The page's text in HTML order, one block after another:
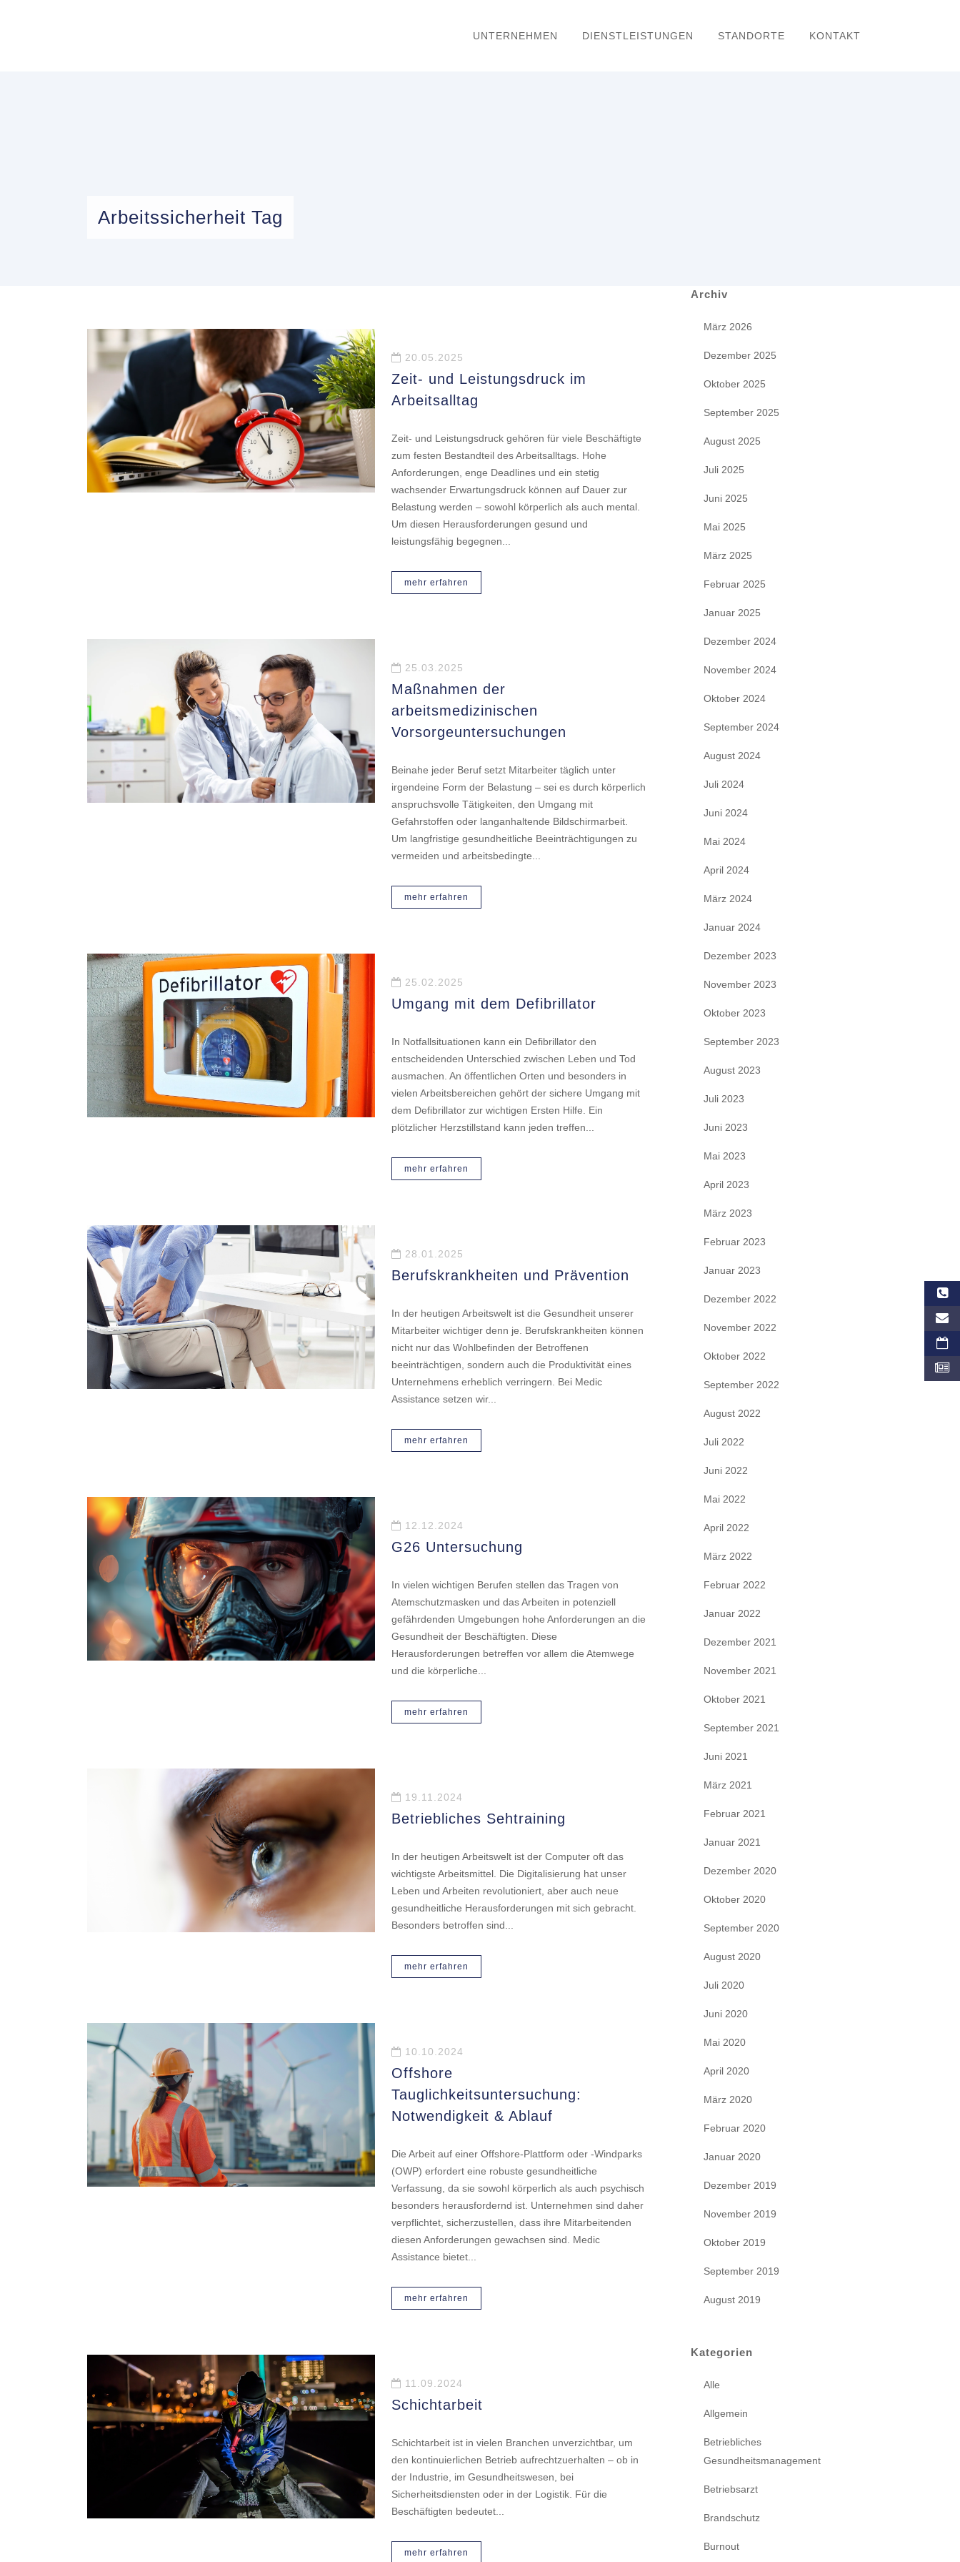
UNTERNEHMEN DIENSTLEISTUNGEN STANDORTE KONTAKT
Arbeitssicherheit Tag
20.05.2025
Zeit- und Leistungsdruck im
Arbeitsalltag
Zeit- und Leistungsdruck gehören für viele Beschäftigte
zum festen Bestandteil des Arbeitsalltags. Hohe
Anforderungen, enge Deadlines und ein stetig
wachsender Erwartungsdruck können auf Dauer zur
Belastung werden – sowohl körperlich als auch mental.
Um diesen Herausforderungen gesund und
leistungsfähig begegnen...
mehr erfahren
25.03.2025
Maßnahmen der
arbeitsmedizinischen
Vorsorgeuntersuchungen
Beinahe jeder Beruf setzt Mitarbeiter täglich unter
irgendeine Form der Belastung – sei es durch körperlich
anspruchsvolle Tätigkeiten, den Umgang mit
Gefahrstoffen oder langanhaltende Bildschirmarbeit.
Um langfristige gesundheitliche Beeinträchtigungen zu
vermeiden und arbeitsbedingte...
mehr erfahren
25.02.2025
Umgang mit dem Defibrillator
In Notfallsituationen kann ein Defibrillator den
entscheidenden Unterschied zwischen Leben und Tod
ausmachen. An öffentlichen Orten und besonders in
vielen Arbeitsbereichen gehört der sichere Umgang mit
dem Defibrillator zur wichtigen Ersten Hilfe. Ein
plötzlicher Herzstillstand kann jeden treffen...
mehr erfahren
28.01.2025
Berufskrankheiten und Prävention
In der heutigen Arbeitswelt ist die Gesundheit unserer
Mitarbeiter wichtiger denn je. Berufskrankheiten können
nicht nur das Wohlbefinden der Betroffenen
beeinträchtigen, sondern auch die Produktivität eines
Unternehmens erheblich verringern. Bei Medic
Assistance setzen wir...
mehr erfahren
12.12.2024
G26 Untersuchung
In vielen wichtigen Berufen stellen das Tragen von
Atemschutzmasken und das Arbeiten in potenziell
gefährdenden Umgebungen hohe Anforderungen an die
Gesundheit der Beschäftigten. Diese
Herausforderungen betreffen vor allem die Atemwege
und die körperliche...
mehr erfahren
19.11.2024
Betriebliches Sehtraining
In der heutigen Arbeitswelt ist der Computer oft das
wichtigste Arbeitsmittel. Die Digitalisierung hat unser
Leben und Arbeiten revolutioniert, aber auch neue
gesundheitliche Herausforderungen mit sich gebracht.
Besonders betroffen sind...
mehr erfahren
10.10.2024
Offshore
Tauglichkeitsuntersuchung:
Notwendigkeit & Ablauf
Die Arbeit auf einer Offshore-Plattform oder -Windparks
(OWP) erfordert eine robuste gesundheitliche
Verfassung, da sie sowohl körperlich als auch psychisch
besonders herausfordernd ist. Unternehmen sind daher
verpflichtet, sicherzustellen, dass ihre Mitarbeitenden
diesen Anforderungen gewachsen sind. Medic
Assistance bietet...
mehr erfahren
11.09.2024
Schichtarbeit
Schichtarbeit ist in vielen Branchen unverzichtbar, um
den kontinuierlichen Betrieb aufrechtzuerhalten – ob in
der Industrie, im Gesundheitswesen, bei
Sicherheitsdiensten oder in der Logistik. Für die
Beschäftigten bedeutet...
mehr erfahren
Archiv
März 2026
Dezember 2025
Oktober 2025
September 2025
August 2025
Juli 2025
Juni 2025
Mai 2025
März 2025
Februar 2025
Januar 2025
Dezember 2024
November 2024
Oktober 2024
September 2024
August 2024
Juli 2024
Juni 2024
Mai 2024
April 2024
März 2024
Januar 2024
Dezember 2023
November 2023
Oktober 2023
September 2023
August 2023
Juli 2023
Juni 2023
Mai 2023
April 2023
März 2023
Februar 2023
Januar 2023
Dezember 2022
November 2022
Oktober 2022
September 2022
August 2022
Juli 2022
Juni 2022
Mai 2022
April 2022
März 2022
Februar 2022
Januar 2022
Dezember 2021
November 2021
Oktober 2021
September 2021
Juni 2021
März 2021
Februar 2021
Januar 2021
Dezember 2020
Oktober 2020
September 2020
August 2020
Juli 2020
Juni 2020
Mai 2020
April 2020
März 2020
Februar 2020
Januar 2020
Dezember 2019
November 2019
Oktober 2019
September 2019
August 2019
Kategorien
Alle
Allgemein
Betriebliches
Gesundheitsmanagement
Betriebsarzt
Brandschutz
Burnout